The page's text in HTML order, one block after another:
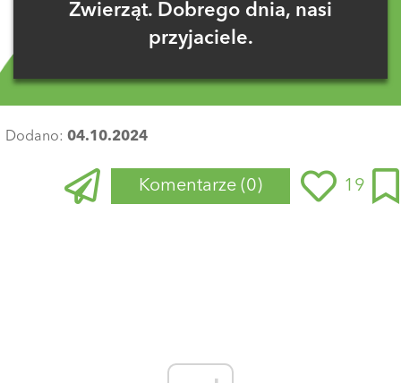
Zwierząt. Dobrego dnia, nasi
przyjaciele.
Dodano: 04.10.2024
Komentarze (0) 19